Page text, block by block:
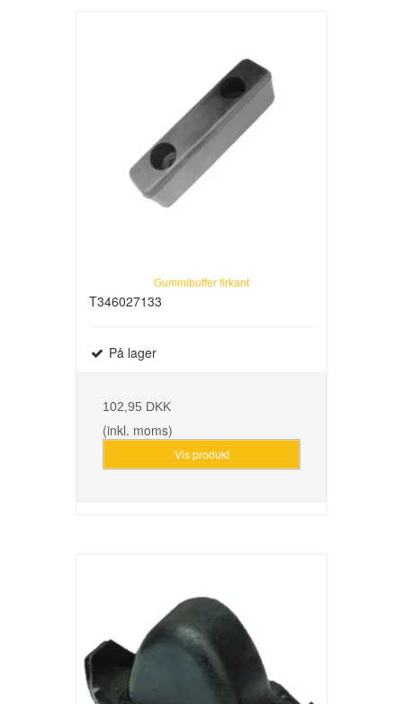
Gummibuffer firkant
T346027133
På lager
102,95 DKK
(inkl. moms)
Vis produkt